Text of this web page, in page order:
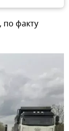
по факту